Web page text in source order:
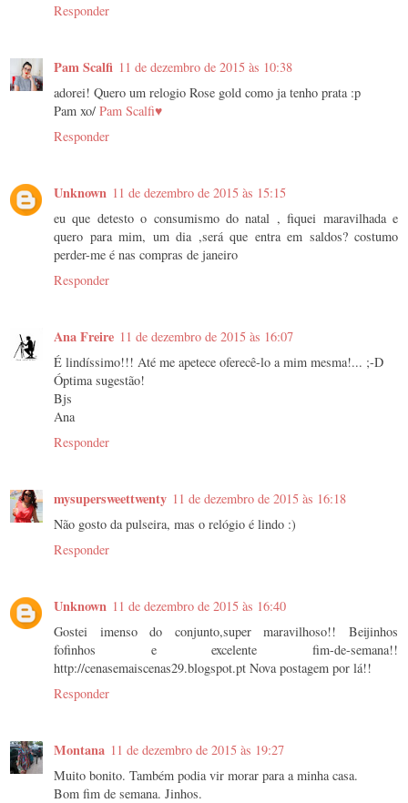
Responder
Pam Scalfi 11 de dezembro de 2015 às 10:38
adorei! Quero um relogio Rose gold como ja tenho prata :p
Pam xo/ Pam Scalfi♥
Responder
Unknown 11 de dezembro de 2015 às 15:15
eu que detesto o consumismo do natal , fiquei maravilhada e
quero para mim, um dia ,será que entra em saldos? costumo
perder-me é nas compras de janeiro
Responder
Ana Freire 11 de dezembro de 2015 às 16:07
É lindíssimo!!! Até me apetece oferecê-lo a mim mesma!... ;-D
Óptima sugestão!
Bjs
Ana
Responder
mysupersweettwenty 11 de dezembro de 2015 às 16:18
Não gosto da pulseira, mas o relógio é lindo :)
Responder
Unknown 11 de dezembro de 2015 às 16:40
Gostei imenso do conjunto,super maravilhoso!! Beijinhos
fofinhos e excelente fim-de-semana!!
http://cenasemaiscenas29.blogspot.pt Nova postagem por lá!!
Responder
Montana 11 de dezembro de 2015 às 19:27
Muito bonito. Também podia vir morar para a minha casa.
Bom fim de semana. Jinhos.